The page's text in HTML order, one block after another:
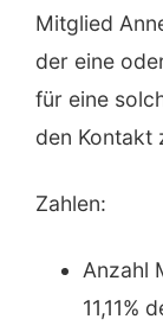
Mitglied
der eine
für eine
den Kontakt
Zahlen:
Anzahl
11,11%